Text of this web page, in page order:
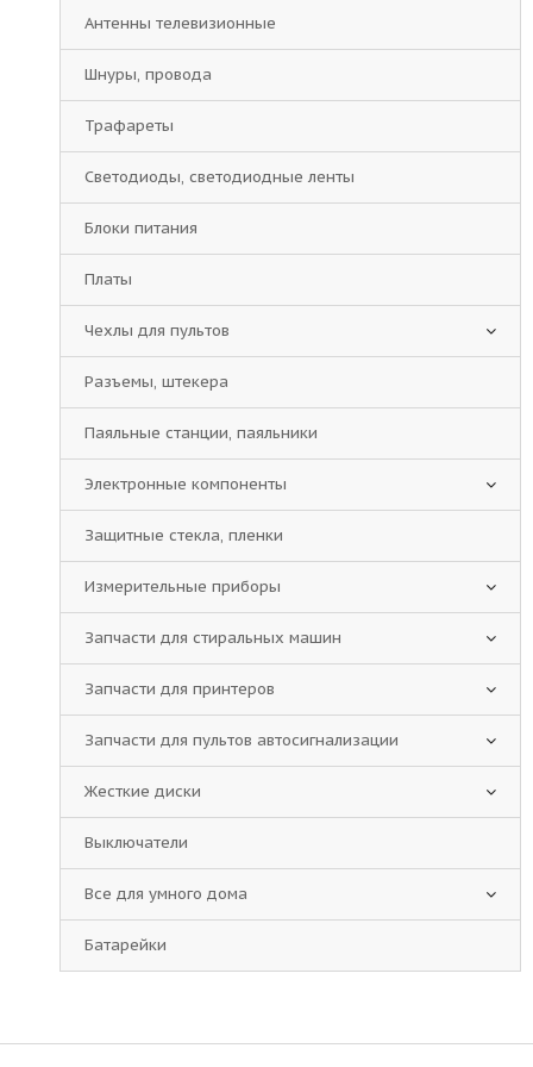
Антенны телевизионные
Шнуры, провода
Трафареты
Светодиоды, светодиодные ленты
Блоки питания
Платы
Чехлы для пультов
Разъемы, штекера
Паяльные станции, паяльники
Электронные компоненты
Защитные стекла, пленки
Измерительные приборы
Запчасти для стиральных машин
Запчасти для принтеров
Запчасти для пультов автосигнализации
Жесткие диски
Выключатели
Все для умного дома
Батарейки